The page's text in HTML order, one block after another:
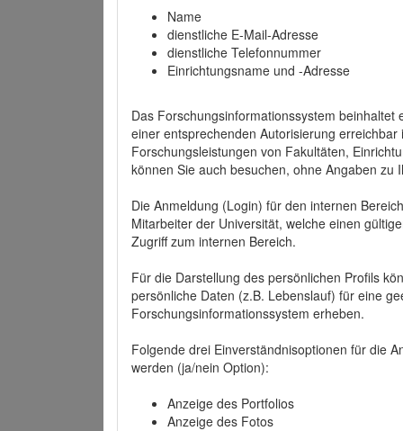
Name
dienstliche E-Mail-Adresse
dienstliche Telefonnummer
Einrichtungsname und -Adresse
Das Forschungsinformationssystem beinhaltet
einer entsprechenden Autorisierung
Forschungsleistungen von Fakultäten,
können Sie auch besuchen, ohne Angaben zu
Die Anmeldung (Login) für den internen
Mitarbeiter der Universität, welche einen
Zugriff zum internen Bereich.
Für die Darstellung des persönlichen Profils
persönliche Daten (z.B. Lebenslauf) für eine
Forschungsinformationssystem erheben.
Folgende drei Einverständnisoptionen für die
werden (ja/nein Option):
Anzeige des Portfolios
Anzeige des Fotos